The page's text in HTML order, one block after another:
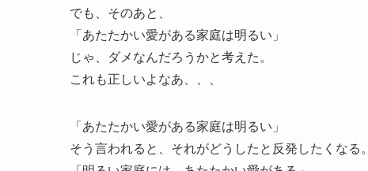
でも、そのあと、
「あたたかい愛がある家庭は明るい」
じゃ、ダメなんだろうかと考えた。
これも正しいよなあ、、、
「あたたかい愛がある家庭は明るい」
そう言われると、それがどうしたと反発したくなる。